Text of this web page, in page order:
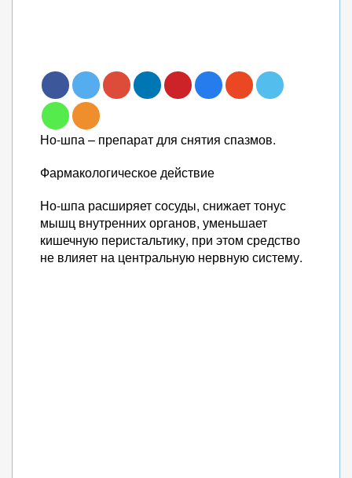
Но-шпа – препарат для снятия спазмов.
Фармакологическое действие
Но-шпа расширяет сосуды, снижает тонус
мышц внутренних органов, уменьшает
кишечную перистальтику, при этом средство
не влияет на центральную нервную систему.